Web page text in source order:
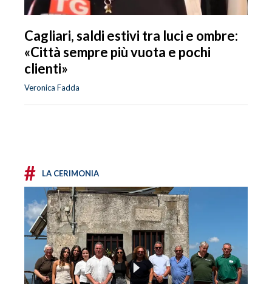
Cagliari, saldi estivi tra luci e ombre:
«Città sempre più vuota e pochi
clienti»
Veronica Fadda
# LA CERIMONIA